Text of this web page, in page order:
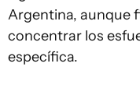
Argentina, aunque
concentrar los
específica.